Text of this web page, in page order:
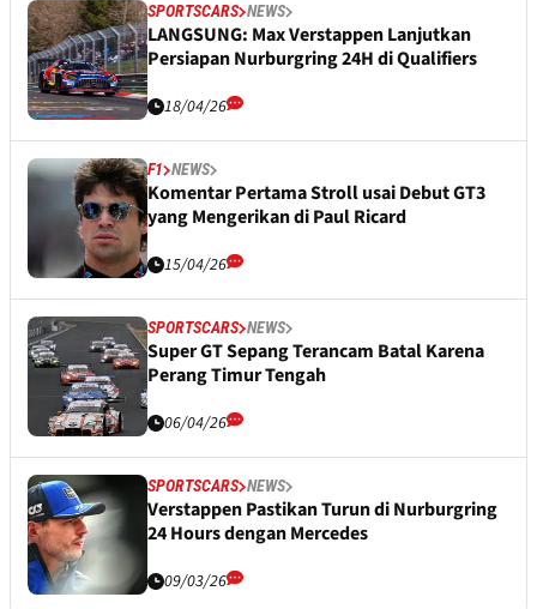
SPORTSCARS NEWS
LANGSUNG: Max Verstappen Lanjutkan
Persiapan Nurburgring 24H di Qualifiers
18/04/26
F1 NEWS
Komentar Pertama Stroll usai Debut GT3
yang Mengerikan di Paul Ricard
15/04/26
SPORTSCARS NEWS
Super GT Sepang Terancam Batal Karena
Perang Timur Tengah
06/04/26
SPORTSCARS NEWS
Verstappen Pastikan Turun di Nurburgring
24 Hours dengan Mercedes
09/03/26